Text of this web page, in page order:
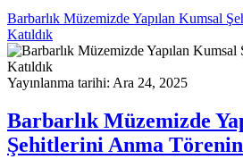
Barbarlık Müzemizde Yapılan Kumsal
Katıldık
Yayınlanma tarihi: Ara 24, 2025
Barbarlık Müzemizde
Şehitlerini Anma